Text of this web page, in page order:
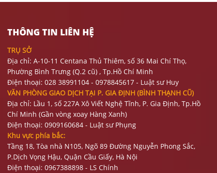
THÔNG TIN LIÊN HỆ
TRỤ SỞ
Địa chỉ: A-10-11 Centana Thủ Thiêm, số 36 Mai Chí Thọ,
Phường Bình Trưng (Q.2 cũ) , Tp.Hồ Chí Minh
Điện thoại: 028 38991104 - 0978845617 - Luật sư Huy
VĂN PHÒNG GIAO DỊCH TẠI P. GIA ĐỊNH (BÌNH THẠNH CŨ)
Địa chỉ: Lầu 1, số 227A Xô Viết Nghệ Tĩnh, P. Gia Định, Tp.Hồ
Chí Minh (Gần vòng xoay Hàng Xanh)
Điện thoại: 0909160684 - Luật sư Phụng
Khu vực phía bắc:
Tầng 18, Tòa nhà N105, Ngõ 89 Đường Nguyễn Phong Sắc,
P.Dịch Vọng Hậu, Quận Cầu Giấy, Hà Nội
Điện thoại: 0967388898 - LS Chính